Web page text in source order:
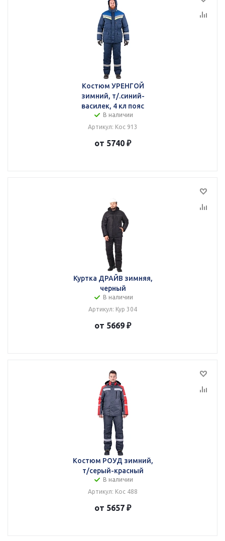
Костюм УРЕНГОЙ
зимний, т/.синий-
василек, 4 кл пояс
В наличии
Артикул: Кос 913
от 5740 ₽
Куртка ДРАЙВ зимняя,
черный
В наличии
Артикул: Кур 304
от 5669 ₽
Костюм РОУД зимний,
т/серый-красный
В наличии
Артикул: Кос 488
от 5657 ₽